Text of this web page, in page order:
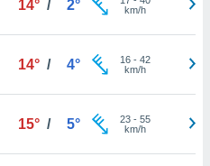
14° / 2°
km/h
14° / 4° 16- 42
km/h
15° / 5° 23- 55
km/h